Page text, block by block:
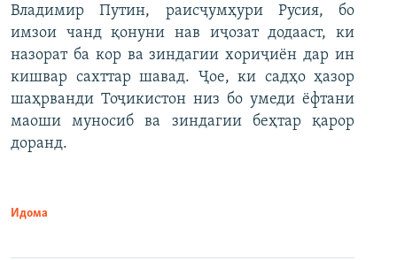
Владимир Путин, раисҷумҳури Русия, бо
имзои чанд қонуни нав иҷозат додааст, ки
назорат ба кор ва зиндагии хориҷиён дар ин
кишвар сахттар шавад. Ҷое, ки садҳо ҳазор
шаҳрванди Тоҷикистон низ бо умеди ёфтани
маоши муносиб ва зиндагии беҳтар қарор
доранд.
Идома